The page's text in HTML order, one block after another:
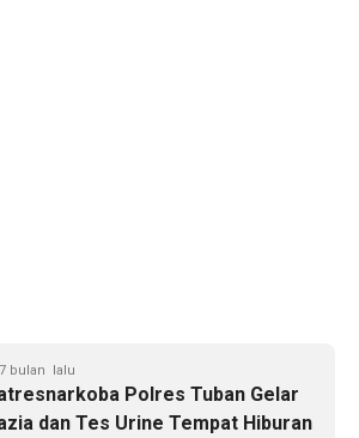
7 bulan lalu
Polres Tuban Gelar
dan Tes Urine Tempat Hiburan